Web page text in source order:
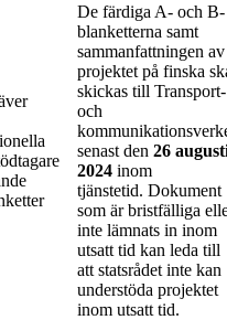
De färdiga A- och B-
blanketterna samt
sammanfattningen av
projektet på finska
skickas till Transport-
och
senast den 26
2024 inom
tjänstetid. Dokument
som är bristfälliga
inte lämnats in inom
utsatt tid kan leda till
att statsrådet inte kan
understöda projektet
inom utsatt tid.